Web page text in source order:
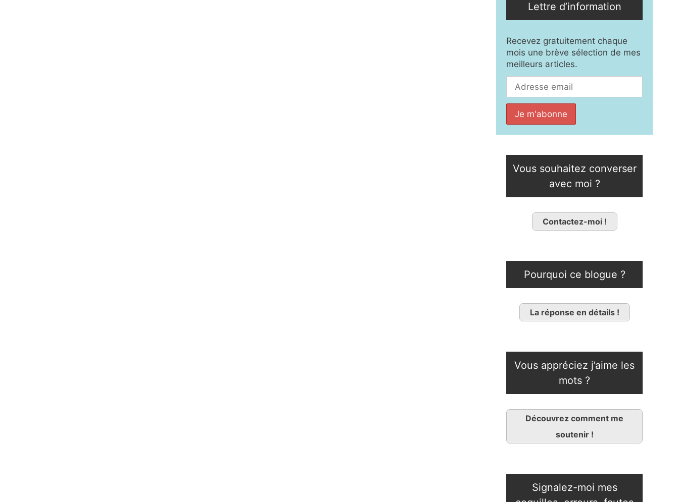
Lettre d’information
Recevez gratuitement chaque
mois une brève sélection de mes
meilleurs articles.
Vous souhaitez converser
avec moi ?
Contactez-moi !
Pourquoi ce blogue ?
La réponse en détails !
Vous appréciez j’aime les
mots ?
Découvrez comment me
soutenir !
Signalez-moi mes